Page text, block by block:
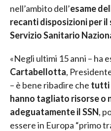
nell’ambito dell’esame
recanti disposizioni per
Servizio Sanitario
«Negli ultimi 15 anni – ha
Cartabellotta,
– è bene ribadire che tutti
hanno tagliato risorse o
adeguatamente il SSN,
essere in Europa “primo